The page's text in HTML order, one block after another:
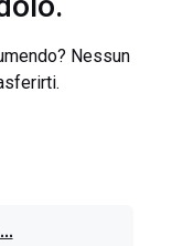
Nessun